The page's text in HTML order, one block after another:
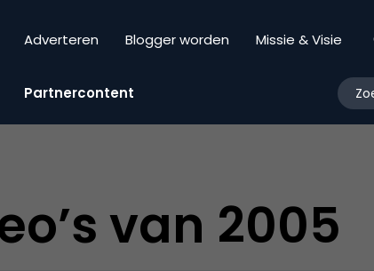
Adverteren Blogger worden Missie & Visie
Partnercontent
van 2005